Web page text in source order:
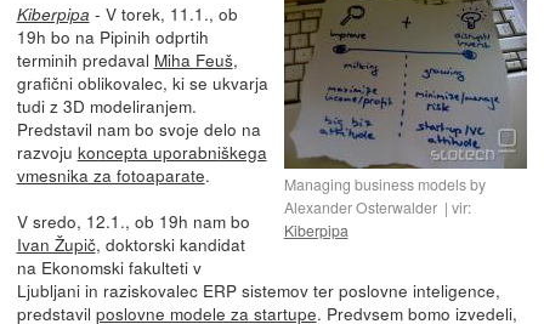
Managing business models by
Alexander Osterwalder
vir:
Kiberpipa
Kiberpipa - V torek, 11.1., ob
19h bo na Pipinih odprtih
terminih predaval Miha Feuš,
grafični oblikovalec, ki se ukvarja
tudi z 3D modeliranjem.
Predstavil nam bo svoje delo na
razvoju koncepta uporabniškega
vmesnika za fotoaparate.
V sredo, 12.1., ob 19h nam bo
Ivan Župič, doktorski kandidat
na Ekonomski fakulteti v
Ljubljani in raziskovalec ERP sistemov ter poslovne inteligence,
predstavil poslovne modele za startupe. Predvsem bomo izvedeli,